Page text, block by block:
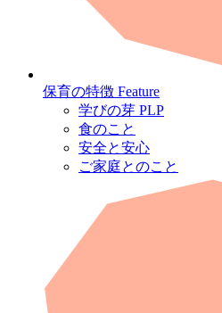
保育の特徴 Feature
学びの芽 PLP
食のこと
安全と安心
ご家庭とのこと